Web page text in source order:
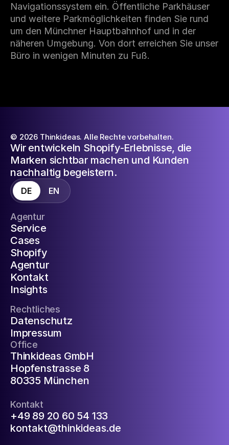
Navigationssystem ein. Öffentliche Parkhäuser
und weitere Parkmöglichkeiten finden Sie rund
um den Münchner Hauptbahnhof und in der
näheren Umgebung. Von dort erreichen Sie unser
Büro in wenigen Minuten zu Fuß.
© 2026 Thinkideas. Alle Rechte vorbehalten.
Wir entwickeln Shopify-Erlebnisse, die
Marken sichtbar machen und Kunden
nachhaltig begeistern.
DE EN
Agentur
Service
Cases
Shopify
Agentur
Kontakt
Insights
Rechtliches
Datenschutz
Impressum
Office
Thinkideas GmbH
Hopfenstrasse 8
80335 München
Kontakt
+49 89 20 60 54 133
kontakt@thinkideas.de